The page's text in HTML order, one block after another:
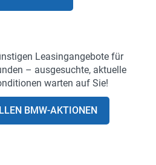
Lea­sing­an­ge­bo­te für
– aus­ge­such­te, ak­tu­el­le
war­ten auf Sie!
BMW-​AKTIONEN